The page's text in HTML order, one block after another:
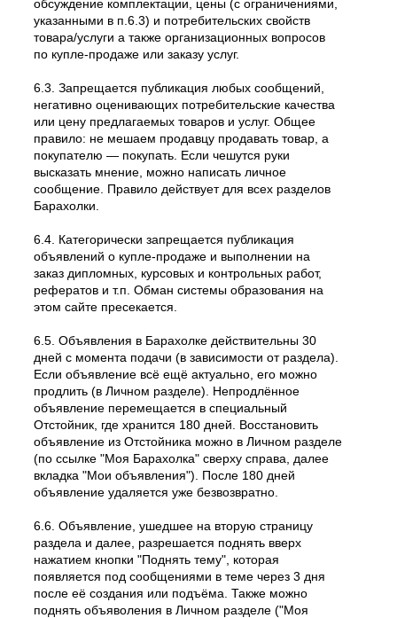
обсуждение комплектации, цены (с ограничениями,
указанными в п.6.3) и потребительских свойств
товара/услуги а также организационных вопросов
по купле-продаже или заказу услуг.
6.3. Запрещается публикация любых сообщений,
негативно оценивающих потребительские качества
или цену предлагаемых товаров и услуг. Общее
правило: не мешаем продавцу продавать товар, а
покупателю — покупать. Если чешутся руки
высказать мнение, можно написать личное
сообщение. Правило действует для всех разделов
Барахолки.
6.4. Категорически запрещается публикация
объявлений о купле-продаже и выполнении на
заказ дипломных, курсовых и контрольных работ,
рефератов и т.п. Обман системы образования на
этом сайте пресекается.
6.5. Объявления в Барахолке действительны 30
дней с момента подачи (в зависимости от раздела).
Если объявление всё ещё актуально, его можно
продлить (в Личном разделе). Непродлённое
объявление перемещается в специальный
Отстойник, где хранится 180 дней. Восстановить
объявление из Отстойника можно в Личном разделе
(по ссылке "Моя Барахолка" сверху справа, далее
вкладка "Мои объявления"). После 180 дней
объявление удаляется уже безвозвратно.
6.6. Объявление, ушедшее на вторую страницу
раздела и далее, разрешается поднять вверх
нажатием кнопки "Поднять тему", которая
появляется под сообщениями в теме через 3 дня
после её создания или подъёма. Также можно
поднять объяволения в Личном разделе ("Моя